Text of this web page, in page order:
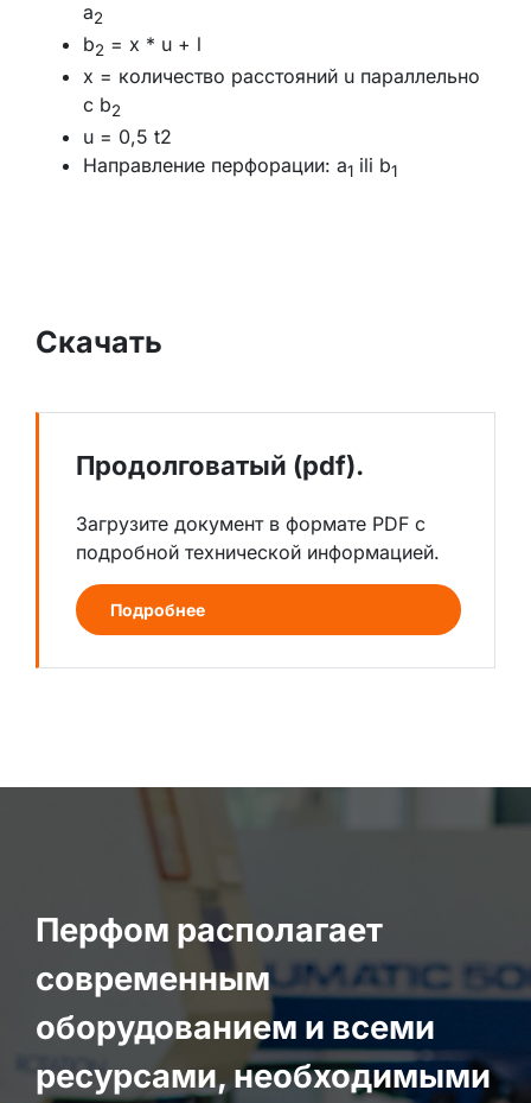
a2
b2 = x * u + l
x = количество расстояний u параллельно
с b2
u = 0,5 t2
Направление перфорации: a1 ili b1
Скачать
Продолговатый (pdf).
Загрузите документ в формате PDF с
подробной технической информацией.
Подробнее
Перфом располагает
современным
оборудованием и всеми
ресурсами, необходимыми